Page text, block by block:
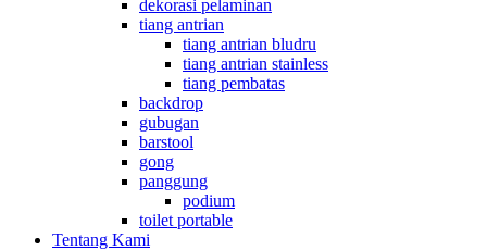
dekorasi pelaminan
tiang antrian
tiang antrian bludru
tiang antrian stainless
tiang pembatas
backdrop
gubugan
barstool
gong
panggung
podium
toilet portable
Tentang Kami